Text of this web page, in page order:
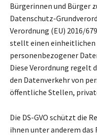
Bürgerinnen und Bürger
Datenschutz-
Verordnung (EU) 2016/
stellt einen einheitlichen
personenbezogener
Diese Verordnung regelt
den Datenverkehr von
öffentliche Stellen,
Die DS-GVO schützt die
ihnen unter anderem